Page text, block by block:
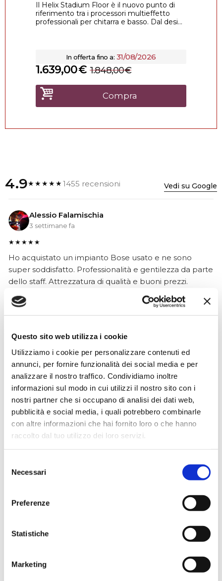
Questo sito web utilizza i cookie
Utilizziamo i cookie per personalizzare contenuti ed
annunci, per fornire funzionalità dei social media e per
analizzare il nostro traffico. Condividiamo inoltre
informazioni sul modo in cui utilizzi il nostro sito con i
nostri partner che si occupano di analisi dei dati web,
pubblicità e social media, i quali potrebbero combinarle
con altre informazioni che hai fornito loro o che hanno
raccolto dal tuo utilizzo dei loro servizi.
delNecessari
Preferenze
Statistiche
Marketing
Il Helix Stadium Floor è il nuovo punto di
riferimento tra i processori multieffetto
professionali per chitarra e basso. Dal desi...
In offerta fino a: 31/08/2026
€
1.639,00 €
1.848,00
Compra
4.9★★★★★1455 recensioni Vedi su Google
Alessio Falamischia
3 settimane fa
★★★★★
Ho acquistato un impianto Bose usato e ne sono
super soddisfatto. Professionalità e gentilezza da parte
dello staff. Attrezzatura di qualità e buoni prezzi.
2 mesi fa
★★★★★
Ho acquistato un contrabbasso elettrico Stanzani, un
microfono professionale, amplificatore, cuffie, aste e
cavi vari come regali per il mio compagno. Lo
strumento è a dir poco meraviglioso e il resto dei
prodotti è di alto livello. I venditori son..
Simone Gasparoni
puntuale e cordiale, spedizione rapida e prodotti
effettivamente disponibili come indicato sul sito, senza
Negozio assolutamente consigliato, acqui..